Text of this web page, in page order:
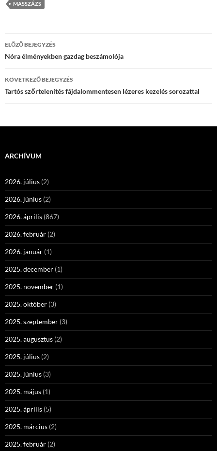
MASSZÁZS
Bejegyzések
navigációja
ELŐZŐ BEJEGYZÉS
Nóra élményekben gazdag beszámolója
KÖVETKEZŐ BEJEGYZÉS
Tartós szőrtelenítés fájdalommentesen lézeres kezelés sorozattal
ARCHÍVUM
2026. július (2)
2026. június (2)
2026. április (867)
2026. február (2)
2026. január (1)
2025. december (1)
2025. november (1)
2025. október (3)
2025. szeptember (3)
2025. augusztus (2)
2025. július (2)
2025. június (3)
2025. május (1)
2025. április (5)
2025. március (2)
2025. február (2)